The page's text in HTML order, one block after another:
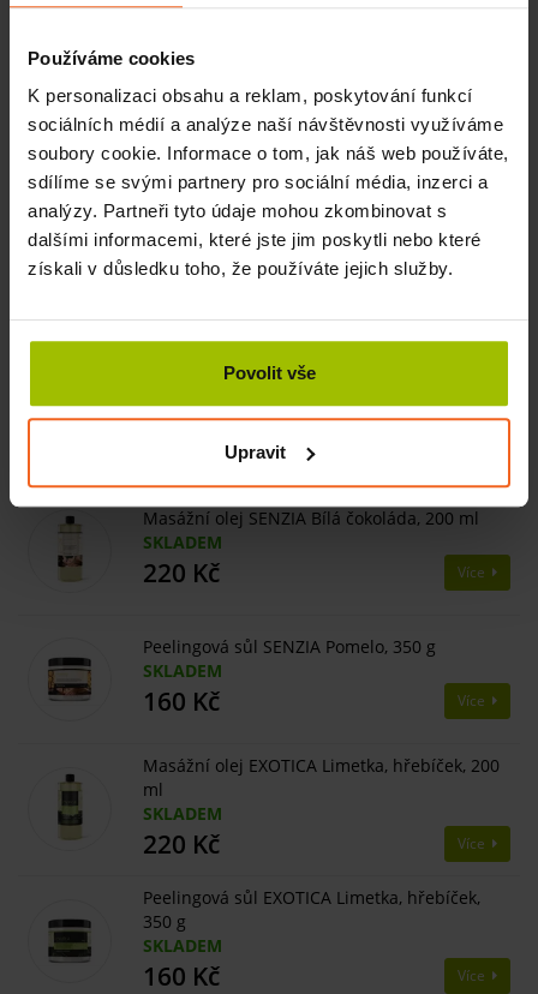
Používáme cookies
K personalizaci obsahu a reklam, poskytování funkcí
sociálních médií a analýze naší návštěvnosti využíváme
soubory cookie. Informace o tom, jak náš web používáte,
sdílíme se svými partnery pro sociální média, inzerci a
analýzy. Partneři tyto údaje mohou zkombinovat s
dalšími informacemi, které jste jim poskytli nebo které
získali v důsledku toho, že používáte jejich služby.
Povolit vše
Upravit
Hydrogenated Soybean Oil, Butyrospermum Parkii Butter,
Carthamus Tinctorius Seed Oil, Helianthus Annuus Seed
Oil, Hydrogenated Coconut Oil, Persea Gratissima Oil,
Parfum, Copernicia Cerifera Cera, Tocopherol.
Číst více
Související produkty
INFO V OBCHODU
290 Kč
Masážní olej SENZIA Bílá čokoláda, 200 ml
SKLADEM
220 Kč Více
Peelingová sůl SENZIA Pomelo, 350 g
SKLADEM
160 Kč Více
Masážní olej EXOTICA Limetka, hřebíček, 200
ml
SKLADEM
220 Kč Více
Peelingová sůl EXOTICA Limetka, hřebíček,
350 g
SKLADEM
160 Kč Více